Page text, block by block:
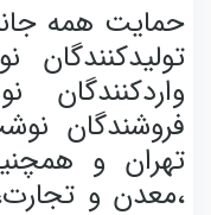
حمایت همه
فروشندگان
تهران و
،معدن و